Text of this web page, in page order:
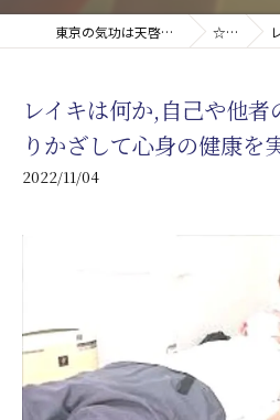
東京の気功は天啓気療院(天啓気功療法治療院) ☆ブログ
レイキは何か,自己や他
りかざして心身の健康を
2022/11/04